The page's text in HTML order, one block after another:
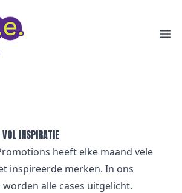
VOL INSPIRATIE
heeft elke maand vele
inspireerde merken. In ons
alle cases uitgelicht.